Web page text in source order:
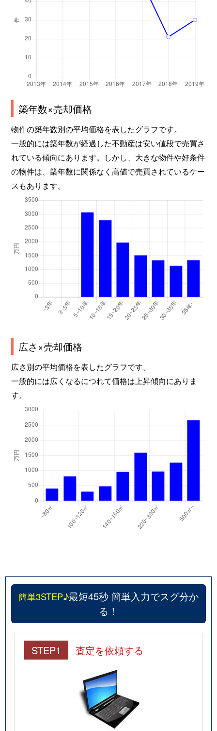
築年数×売却価格
物件の築年数別の平均価格を表したグラフです。
一般的には築年数が経過した不動産は安い値段で売買さ
れている傾向にあります。しかし、大きな物件や好条件
の物件は、築年数に関係なく高値で売買されているケー
スもあります。
広さ×売却価格
広さ別の平均価格を表したグラフです。
一般的には広くなるにつれて価格は上昇傾向にありま
す。
簡単3STEP♪最短45秒 簡単入力でスグ分か
る！
STEP1 査定を依頼する